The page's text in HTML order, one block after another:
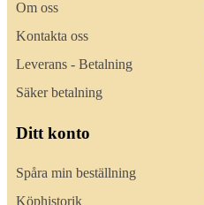
Om oss
Kontakta oss
Leverans - Betalning
Säker betalning
Ditt konto
Spåra min beställning
Köphistorik